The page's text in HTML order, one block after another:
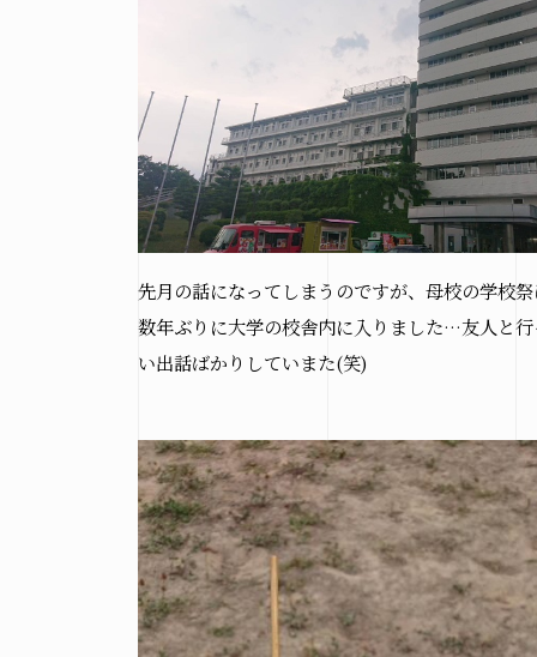
先月の話になってしまうのですが、母校の学校
数年ぶりに大学の校舎内に入りました…友人と
い出話ばかりしていまた(笑)